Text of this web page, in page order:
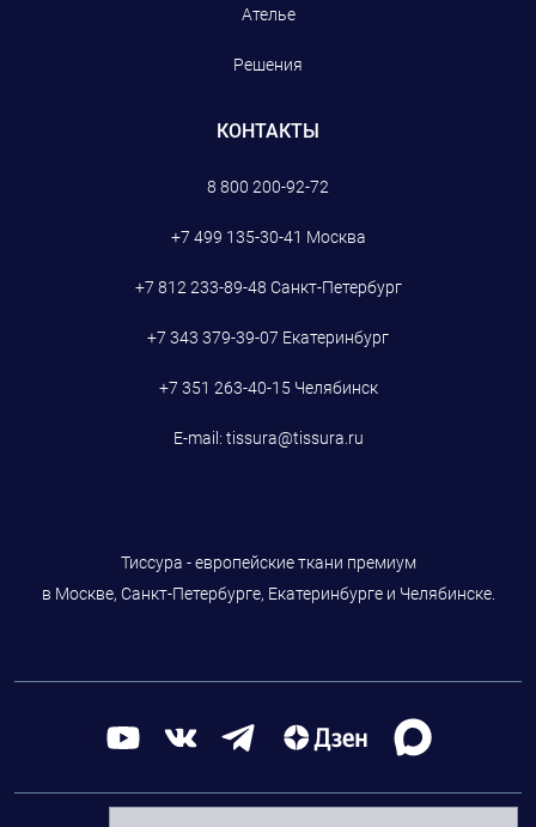
Ателье
Решения
КОНТАКТЫ
8 800 200-92-72
+7 499 135-30-41 Москва
+7 812 233-89-48 Санкт-Петербург
+7 343 379-39-07 Екатеринбург
+7 351 263-40-15 Челябинск
E-mail: tissura@tissura.ru
Тиссура - европейские ткани премиум
в Москве, Санкт-Петербурге, Екатеринбурге и Челябинске.